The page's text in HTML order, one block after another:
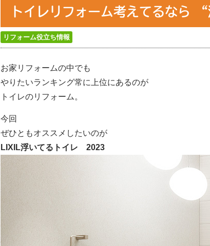
トイレリフォーム考えてるなら
リフォーム役立ち情報
お家リフォームの中でも
やりたいランキング常に上位にあるのが
トイレのリフォーム。
今回
ぜひともオススメしたいのが
LIXIL浮いてるトイレ 2023